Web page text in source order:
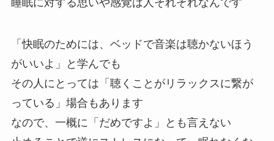
「快眠のためには、ベッドで音楽は聴かないほう
がいいよ」と学んでも
その人にとっては「聴くことがリラックスに繋が
っている」場合もあります
なので、一概に「だめですよ」とも言えない